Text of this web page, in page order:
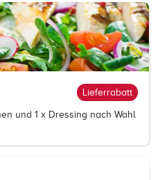
Lieferrabatt
und 1 x Dressing nach Wahl